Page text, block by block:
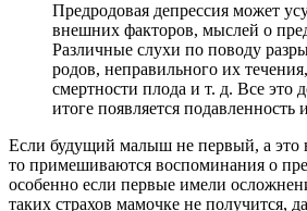
Предродовая депрессия может
внешних факторов, мыслей о
Различные слухи по поводу
родов, неправильного их
смертности плода и т. д. Все это
итоге появляется подавленность
Если будущий малыш не первый, а это
то примешиваются воспоминания о
особенно если первые имели
таких страхов мамочке не получится,